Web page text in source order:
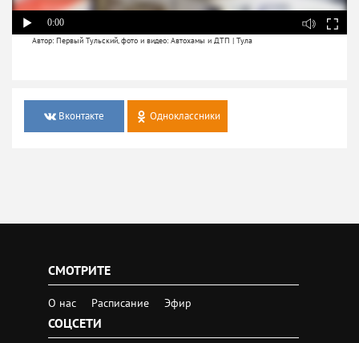
0:00
Автор: Первый Тульский, фото и видео: Автохамы и ДТП | Тула
Вконтакте Одноклассники
СМОТРИТЕ
О нас Расписание Эфир
СОЦСЕТИ